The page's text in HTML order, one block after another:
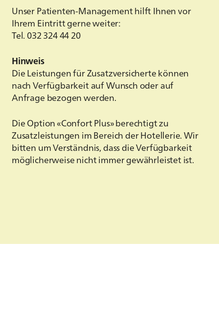
Unser Patienten-Management hilft Ihnen vor
Ihrem Eintritt gerne weiter:
Tel. 032 324 44 20
Hinweis
Die Leistungen für Zusatzversicherte können
nach Verfügbarkeit auf Wunsch oder auf
Anfrage bezogen werden.
Die Option «Confort Plus» berechtigt zu
Zusatzleistungen im Bereich der Hotellerie. Wir
bitten um Verständnis, dass die Verfügbarkeit
möglicherweise nicht immer gewährleistet ist.